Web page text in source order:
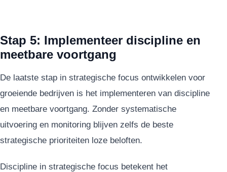
Stap 5: Implementeer discipline en
meetbare voortgang
De laatste stap in strategische focus ontwikkelen voor
groeiende bedrijven is het implementeren van discipline
en meetbare voortgang. Zonder systematische
uitvoering en monitoring blijven zelfs de beste
strategische prioriteiten loze beloften.
Discipline in strategische focus betekent het